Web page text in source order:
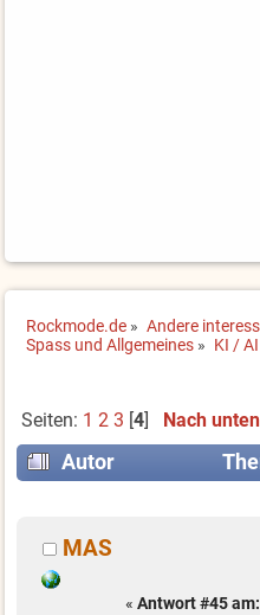
Rockmode.de » Andere
Spass und Allgemeines » KI / AI
Seiten: 1 2 3 [4] Nach unten
Autor
MAS
« Antwort #45 am: